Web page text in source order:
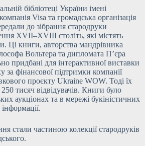
бібліотеці України імені
Visa та громадська організація
до зібрання стародруки
XVII–XVIII століть, які містять
Ці книги, авторства мандрівника
Вольтера та дипломата П’єра
придбані для інтерактивної виставки
фінансової підтримки компанії
проєкту Ukraine WOW. Тоді їх
тисяч відвідувачів. Книги було
аукціонах та в мережі букіністичних
стали частиною колекції стародруків